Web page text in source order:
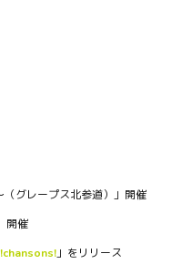
“フィロソフ
OUT!】
ある箱です！ そして新
ました
グレープス北参道）」開催
」開催
」をリリース